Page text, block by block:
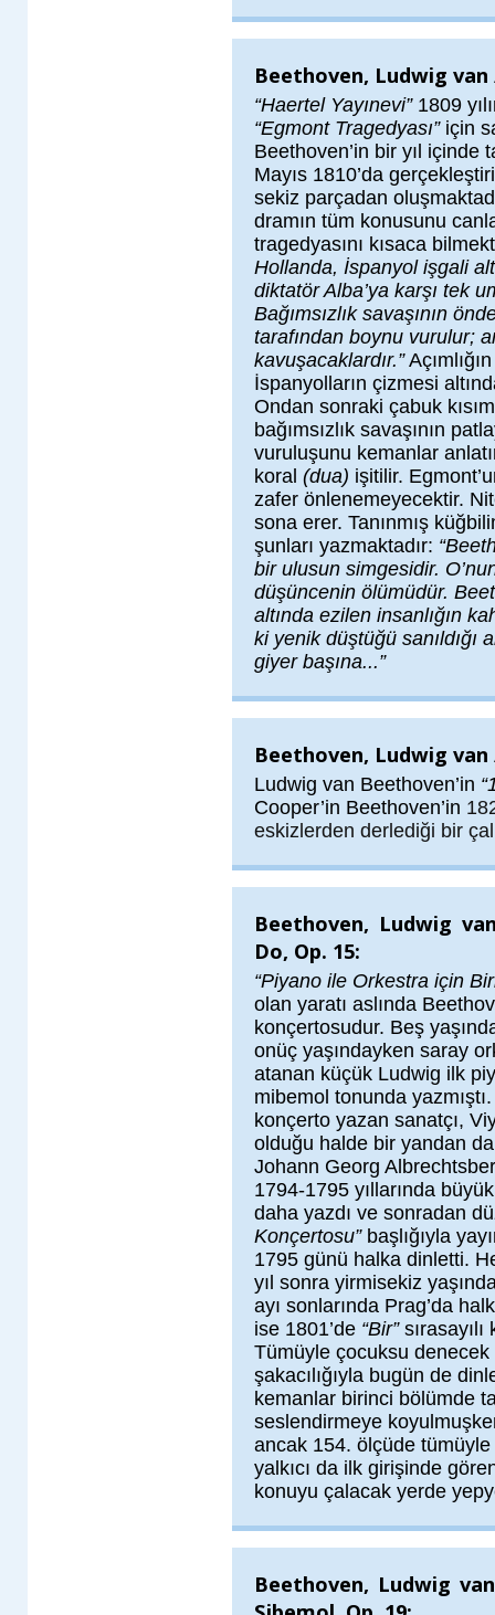
Beethoven, Ludwig van
“Haertel Yayınevi” 1809
“Egmont Tragedyası”için
Beethoven’in bir yıl içinde
Mayıs 1810’da
sekiz parçadan
dramın tüm konusunu
tragedyasını kısaca
Hollanda, İspanyol işgali
diktatör Alba’ya karşı tek
Bağımsızlık savaşının
tarafından boynu vurulur;
kavuşacaklardır.”
İspanyolların çizmesi
Ondan sonraki çabuk
bağımsızlık savaşının
vuruluşunu kemanlar
koral (dua) işitilir.
zafer önlenemeyecektir.
sona erer. Tanınmış
şunları yazmaktadır:
bir ulusun simgesidir.
düşüncenin ölümüdür.
altında ezilen insanlığın
ki yenik düştüğü sanıldığı
giyer başına...”
Beethoven, Ludwig
Ludwig van Beethoven’in
Cooper’in Beethoven’in
eskizlerden derlediği bir
Beethoven, Ludwig
Do, Op. 15:
“Piyano ile Orkestra için
olan yaratı aslında
konçertosudur. Beş
onüç yaşındayken saray
atanan küçük Ludwig ilk
mibemol tonunda
konçerto yazan sanatçı,
olduğu halde bir yandan
Johann Georg
1794-1795 yıllarında
daha yazdı ve sonradan
Konçertosu” başlığıyla
1795 günü halka dinletti.
yıl sonra yirmisekiz
ayı sonlarında Prag’da
ise 1801’de “Bir”sırasayılı
Tümüyle çocuksu denecek
şakacılığıyla bugün de
kemanlar birinci bölümde
seslendirmeye
ancak 154. ölçüde tümüyle
yalkıcı da ilk girişinde
konuyu çalacak yerde
Beethoven, Ludwig